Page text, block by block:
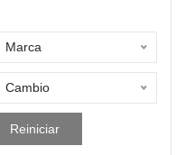
Marca
Cambio
Reiniciar